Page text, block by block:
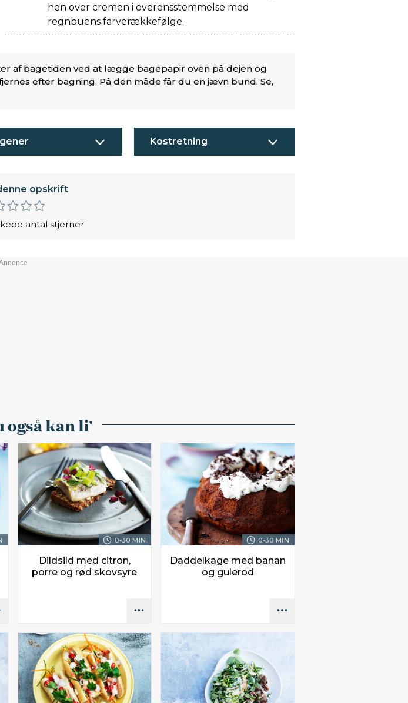
hen over cremen i overensstemmelse med
regnbuens farverækkefølge.
af bagetiden ved at lægge bagepapir oven på dejen og
efter bagning. På den måde får du en jævn bund. Se,
Kostretning
opskrift
antal stjerner
også kan li'
0-30 MIN.
Dildsild med citron,
porre og rød skovsyre
0-30 MIN.
Daddelkage med banan
og gulerod